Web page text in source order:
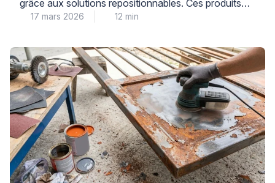
grâce aux solutions repositionnables. Ces produits
permettent de personnaliser fenêtres et miroirs sans
recherchent des alternatives économiques aux
vitraux traditionnels. Les peintures pour verre offrent
cette flexibilité tout en préservant la luminosité
naturelle. Cependant, le choix du bon produit
nécessite une compréhension des […]
17 mars 2026 12 min